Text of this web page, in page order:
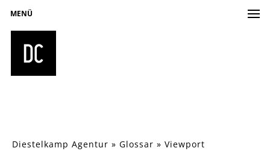
MENÜ
Diestelkamp Agentur » Glossar » Viewport